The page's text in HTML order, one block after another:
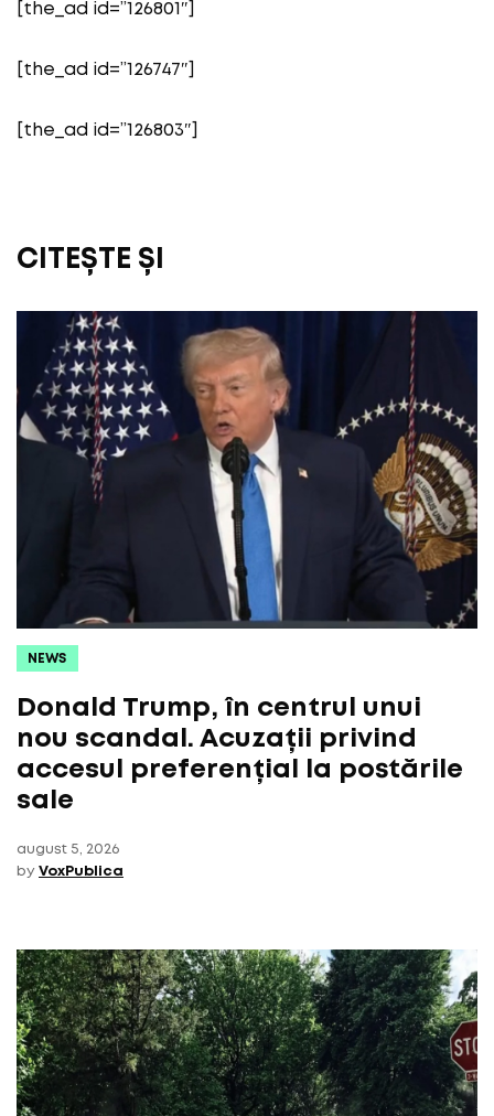
[the_ad id=”126801″]
[the_ad id=”126747″]
[the_ad id=”126803″]
CITEȘTE ȘI
NEWS
Donald Trump, în centrul unui
nou scandal. Acuzații privind
accesul preferențial la postările
sale
august 5, 2026
by VoxPublica